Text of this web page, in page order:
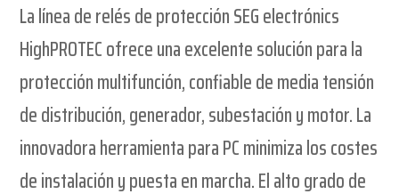
La línea de relés de protección SEG electrónics
HighPROTEC ofrece una excelente solución para la
protección multifunción, confiable de media tensión
de distribución, generador, subestación y motor. La
innovadora herramienta para PC minimiza los costes
de instalación y puesta en marcha. El alto grado de